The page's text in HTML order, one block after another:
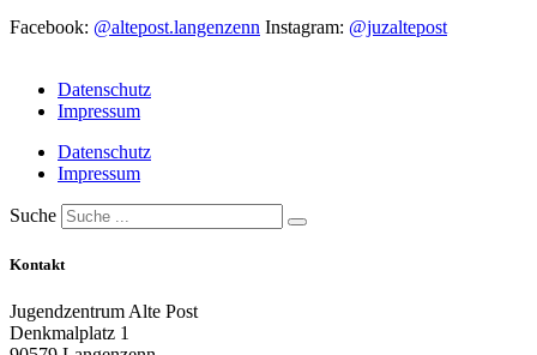
Facebook: @altepost.langenzenn Instagram: @juzaltepost
Datenschutz
Impressum
Datenschutz
Impressum
Suche
Kontakt
Jugendzentrum Alte Post
Denkmalplatz 1